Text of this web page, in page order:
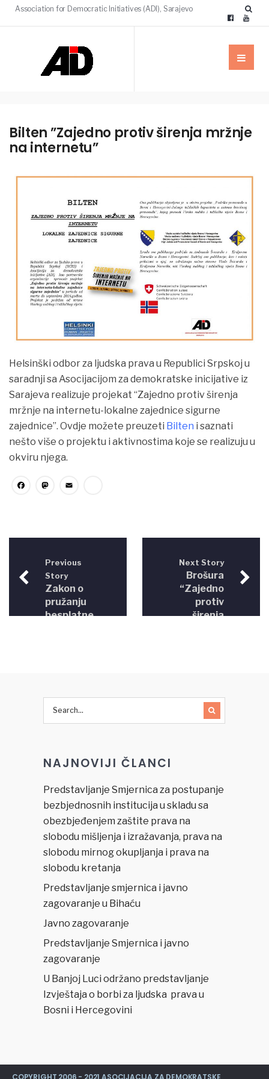
Association for Democratic Initiatives (ADI), Sarajevo
Bilten ”Zajedno protiv širenja mržnje
na internetu”
NAŠE
PUBLIKACIJE
Helsinški odbor za ljudska prava u Republici Srpskoj u
saradnji sa Asocijacijom za demokratske inicijative iz
Sarajeva realizuje projekat “Zajedno protiv širenja
mržnje na internetu-lokalne zajednice sigurne
zajednice”. Ovdje možete preuzeti Bilten i saznati
nešto više o projektu i aktivnostima koje se realizuju u
okviru njega.
Facebook
Mastodon
Previous
Story
Zakon o
pružanju
besplatne
Next Story
Brošura
“Zajedno
protiv
širenja
zajednice”
NAJNOVIJI ČLANCI
Predstavljanje Smjernica za postupanje
bezbjednosnih institucija u skladu sa
obezbjeđenjem zaštite prava na
slobodu mišljenja i izražavanja, prava na
slobodu mirnog okupljanja i prava na
slobodu kretanja
Predstavljanje smjernica i javno
zagovaranje u Bihaću
Javno zagovaranje
Predstavljanje Smjernica i javno
zagovaranje
U Banjoj Luci održano predstavljanje
Izvještaja o borbi za ljudska prava u
Bosni i Hercegovini
COPYRIGHT 2006 - 2021 ASOCIJACIJA ZA DEMOKRATSKE